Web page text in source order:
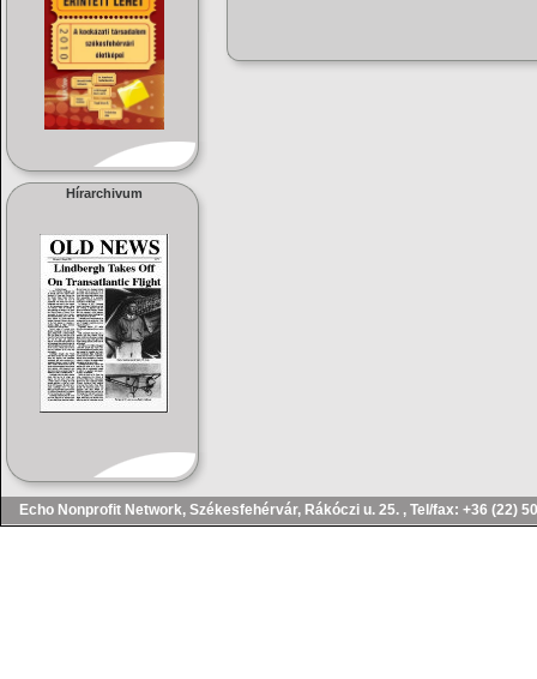
Hírarchivum
Echo Nonprofit Network, Székesfehérvár, Rákóczi u. 25. , Tel/fax: